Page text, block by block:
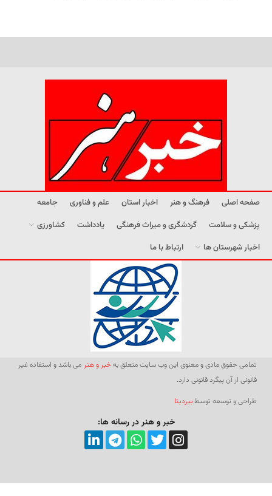
صفحه اصلی فرهنگ و هنر اخبار استان علم و فناوری
جامعه
پزشکی و سلامت
گردشگری و میراث فرهنگی یادداشت
کشاورزی
اخبار شهرستان ها
ارتباط با ما
تمامی حقوق مادی و معنوی این وب سایت متعلق بهخبر و هنر می باشد و استفاده غیر
قانونی از آن پیگرد قانونی دارد.
طراحی و توسعه توسطبیردیتا
خبر و هنر در رسانه ها: